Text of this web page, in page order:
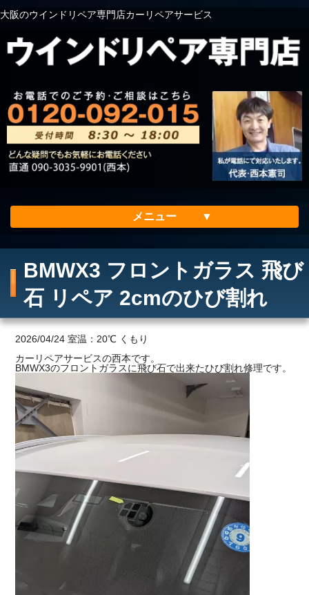
大阪のウインドリペア専門店カーリペアサービス
メニュー
会社案内
メリット
ご利用の流れ
価格
BMWX3 フロントガラス 飛び
石 リペア 2cmのひび割れ
2026/04/24 室温：20℃ くもり
カーリペアサービスの西本です。
BMWX3のフロントガラスに飛び石で出来たひび割れ修理です。